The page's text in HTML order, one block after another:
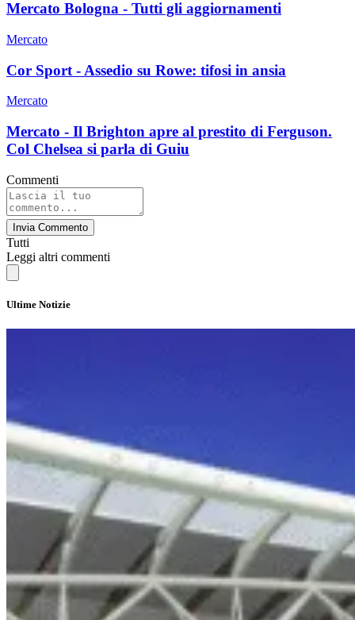
Mercato Bologna - Tutti gli aggiornamenti
Mercato
Cor Sport - Assedio su Rowe: tifosi in ansia
Mercato
Mercato - Il Brighton apre al prestito di Ferguson.
Col Chelsea si parla di Guiu
Commenti
Invia Commento
Tutti
Leggi altri commenti
Ultime Notizie